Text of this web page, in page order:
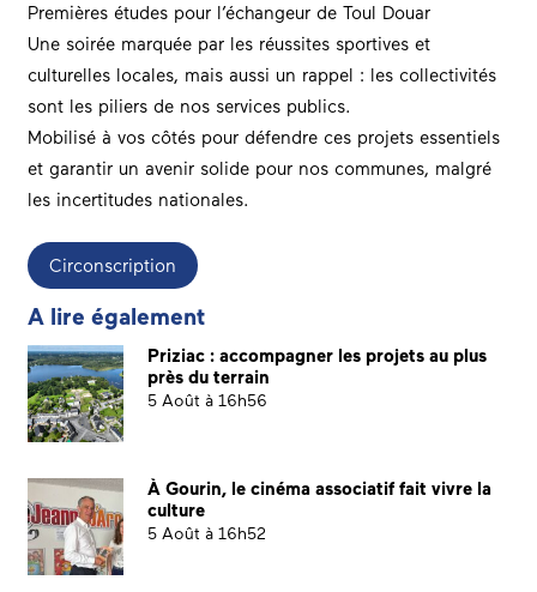
Premières études pour l’échangeur de Toul Douar
Une soirée marquée par les réussites sportives et
culturelles locales, mais aussi un rappel : les collectivités
sont les piliers de nos services publics.
Mobilisé à vos côtés pour défendre ces projets essentiels
et garantir un avenir solide pour nos communes, malgré
les incertitudes nationales.
Circonscription
A lire également
Priziac : accompagner les projets au plus
près du terrain
5 Août à 16h56
À Gourin, le cinéma associatif fait vivre la
culture
5 Août à 16h52